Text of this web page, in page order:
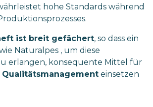
hohe Standards während
ist breit gefächert, so dass ein
Naturalpes , um diese
erlangen, konsequente Mittel für
einsetzen